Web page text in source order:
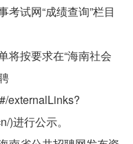
试网“成绩查询”栏目
将按要求在“海南社会
externalLinks?
)进行公示。